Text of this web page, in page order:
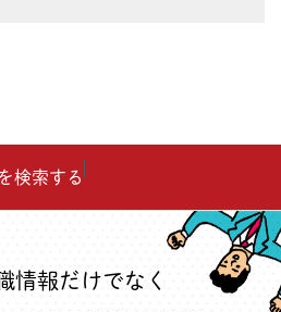
検索する
情報だけでなく